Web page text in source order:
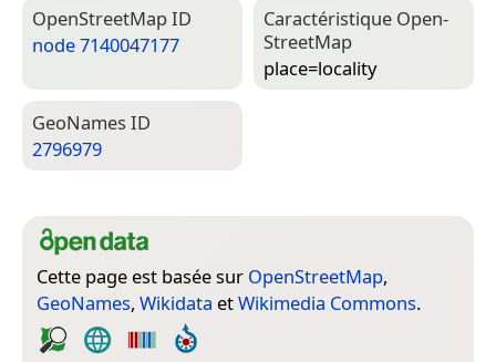
Open­Street­Map ID
node 7140047177
Caractéristique Open­
Street­Map
place=­locality
Geo­Names ID
2796979
Cette page est basée sur OpenStreetMap,
GeoNames, Wikidata etWikimedia Commons.